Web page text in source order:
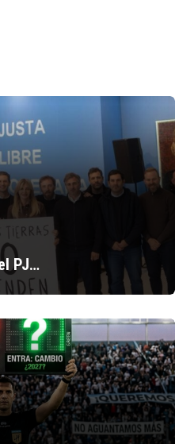
PJ…